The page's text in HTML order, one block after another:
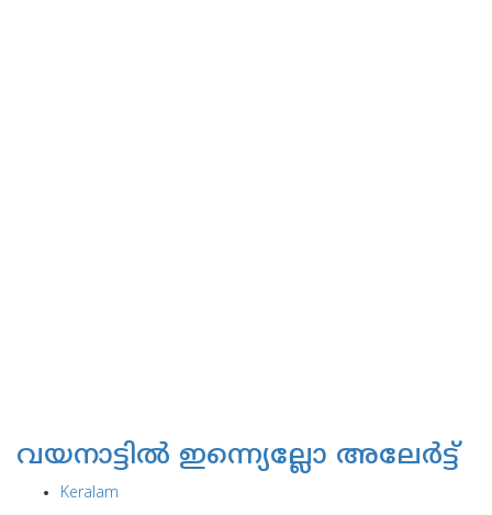
വയനാട്ടില്‍ ഇന്ന്യെല്ലോ അലേര്‍ട്ട്
Keralam